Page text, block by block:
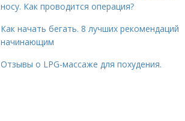
носу. Как проводится операция?
Как начать бегать. 8 лучших рекомендаций
начинающим
Отзывы о LPG-массаже для похудения.